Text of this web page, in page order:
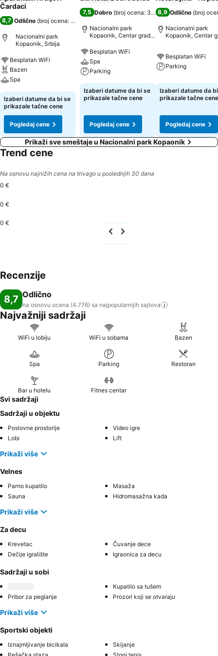
Čardaci
8,7 Odlično (broj ocena: 4.776
Nacionalni park
Kopaonik, Srbija
Besplatan WiFi
Bazen
Spa
Izaberi datume da bi se
prikazale tačne cene
Pogledaj cene
7,5 Dobro (broj ocena: 344)
Nacionalni park
Kopaonik, Centar grada:
Besplatan WiFi
Spa
Parking
Izaberi datume da bi se
prikazale tačne cene
Pogledaj cene
8,9 Odlično (broj
Nacionalni park
Kopaonik, Centar
Besplatan WiFi
Parking
Izaberi datume da
prikazale tačne cene
Pogledaj cene
Prikaži sve smeštaje u Nacionalni park Kopaonik
Trend cene
Na osnovu najnižih cena na trivago u poslednjih 30 dana
0 €
0 €
0 €
Recenzije
8,7 Odlično
na osnovu ocena (4.776) sa najpopularnijih sajtova
Najvažniji sadržaji
WiFi u lobiju WiFi u sobama Bazen
Spa Parking Restoran
Bar u hotelu Fitnes centar
Svi sadržaji
Sadržaji u objektu
Poslovne prostorije
Video igre
Lobi
Lift
Prikaži više
Velnes
Parno kupatilo
Masaža
Sauna
Hidromasažna kada
Prikaži više
Za decu
Krevetac
Čuvanje dece
Dečije igralište
Igraonica za decu
Sadržaji u sobi
Kupatilo sa tušem
Pribor za peglanje
Prozori koji se otvaraju
Prikaži više
Sportski objekti
Iznajmljivanje bicikala
Skijanje